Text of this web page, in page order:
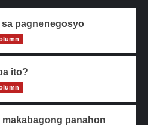
pagnenegosyo
ito?
panahon